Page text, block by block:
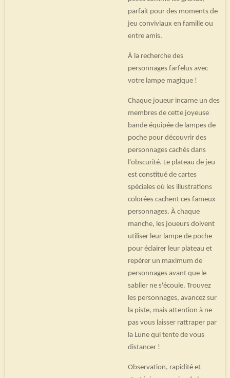
parfait pour des moments de
jeu conviviaux en famille ou
entre amis.
À la recherche des
personnages farfelus avec
votre lampe magique !
Chaque joueur incarne un des
membres de cette joyeuse
bande équipée de lampes de
poche pour découvrir des
personnages cachés dans
l'obscurité. Le plateau de jeu
est constitué de cartes
spéciales où les illustrations
colorées cachent ces fameux
personnages. À chaque
manche, les joueurs doivent
utiliser leur lampe de poche
pour éclairer leur plateau et
repérer un maximum de
personnages avant que le
sablier ne s'écoule. Trouvez
les personnages, avancez sur
la piste, mais attention à ne
pas vous laisser rattraper par
la Lune qui tente de vous
distancer !
Observation, rapidité et